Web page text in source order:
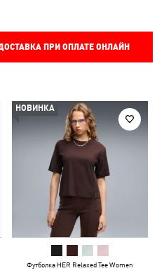
ПРИ ОПЛАТЕ ОНЛАЙН
НОВИНКА
Футболка HER Relaxed Tee Women